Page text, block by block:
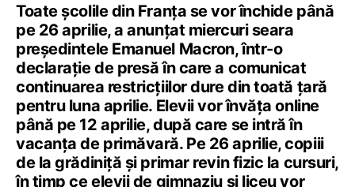
Toate școlile din Franța se vor închide până
pe 26 aprilie, a anunțat miercuri seara
președintele Emanuel Macron, într-o
declarație de presă în care a comunicat
continuarea restricțiilor dure din toată țară
pentru luna aprilie. Elevii vor învăța online
până pe 12 aprilie, după care se intră în
vacanța de primăvară. Pe 26 aprilie, copiii
de la grădiniță și primar revin fizic la cursuri,
în timp ce elevii de gimnaziu și liceu vor